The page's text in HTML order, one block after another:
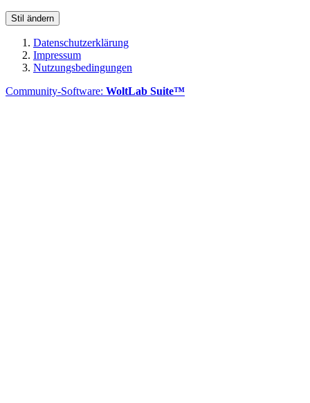
Stil ändern
Datenschutzerklärung
Impressum
Nutzungsbedingungen
Community-Software: WoltLab Suite™